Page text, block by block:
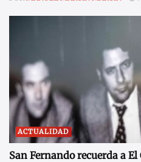
ACTUALIDAD
San Fernando recuerda a